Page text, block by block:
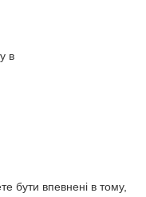
в
бути впевнені в тому,